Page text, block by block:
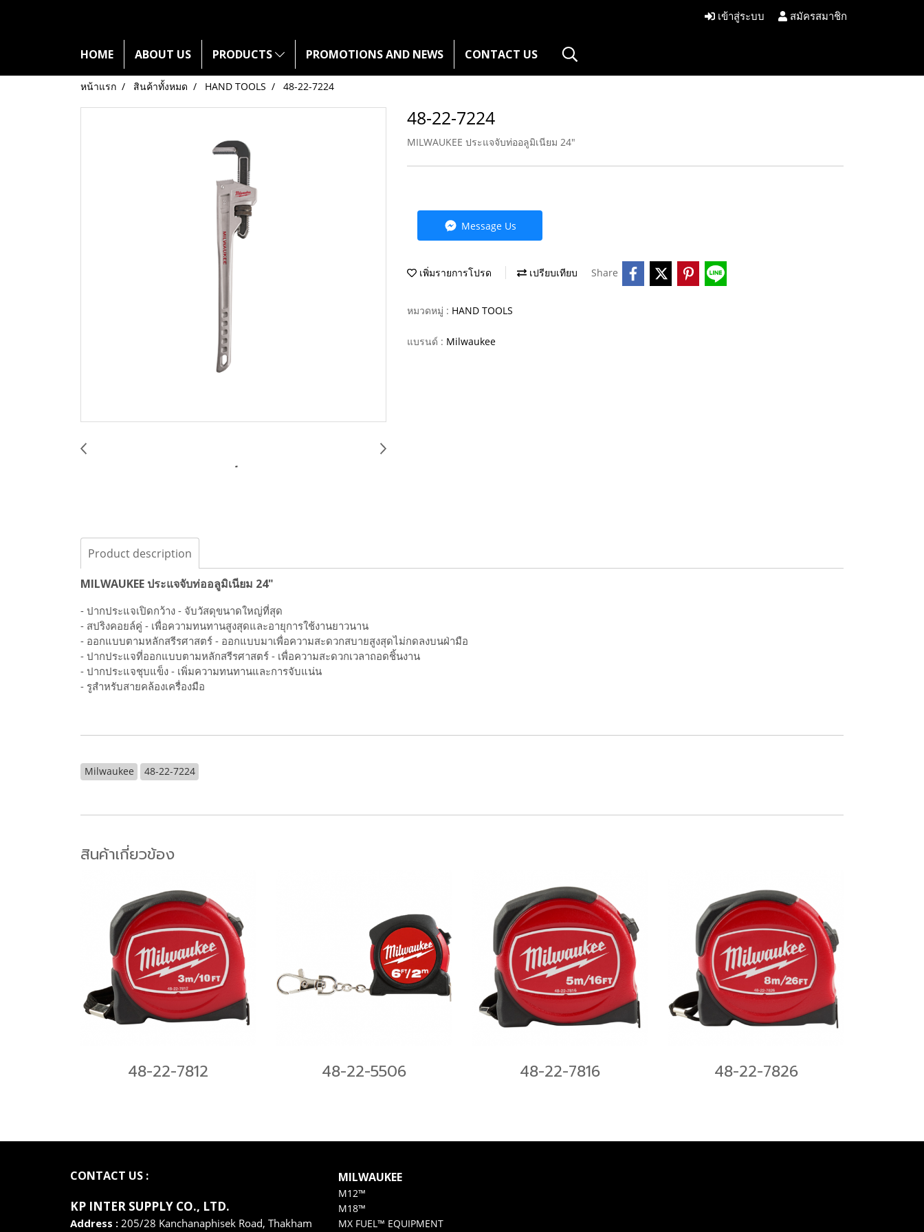
เข้าสู่ระบบ สมัครสมาชิก
HOME ABOUT US PRODUCTS PROMOTIONS AND NEWS CONTACT US
หน้าแรก สินค้าทั้งหมด HAND TOOLS 48-22-7224
48-22-7224
MILWAUKEE ประแจจับท่ออลูมิเนียม 24"
Message Us
เพิ่มรายการโปรด เปรียบเทียบ Share
หมวดหมู่ : HAND TOOLS
แบรนด์ : Milwaukee
Product description
MILWAUKEE ประแจจับท่ออลูมิเนียม 24"
- ปากประแจเปิดกว้าง - จับวัสดุขนาดใหญ่ที่สุด
- สปริงคอยล์คู่ - เพื่อความทนทานสูงสุดและอายุการใช้งานยาวนาน
- ออกแบบตามหลักสรีรศาสตร์ - ออกแบบมาเพื่อความสะดวกสบายสูงสุดไม่กดลงบนฝ่ามือ
- ปากประแจที่ออกแบบตามหลักสรีรศาสตร์ - เพื่อความสะดวกเวลาถอดชิ้นงาน
- ปากประแจชุบแข็ง - เพิ่มความทนทานและการจับแน่น
- รูสำหรับสายคล้องเครื่องมือ
Milwaukee 48-22-7224
สินค้าเกี่ยวข้อง
48-22-7812 48-22-5506 48-22-7816 48-22-7826
CONTACT US :
KP INTER SUPPLY CO., LTD.
Address : 205/28 Kanchanaphisek Road, Thakham
MILWAUKEE
M12™
M18™
MX FUEL™ EQUIPMENT